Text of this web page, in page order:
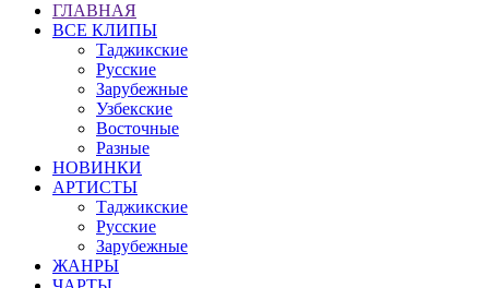
ГЛАВНАЯ
ВСЕ КЛИПЫ
Таджикские
Русские
Зарубежные
Узбекские
Восточные
Разные
НОВИНКИ
АРТИСТЫ
Таджикские
Русские
Зарубежные
ЖАНРЫ